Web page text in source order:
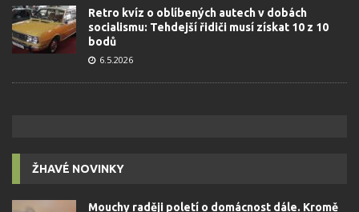
Retro kvíz o oblíbených autech v dobách
socialismu: Tehdejší řidiči musí získat 10 z 10
bodů
6.5.2026
ŽHAVÉ NOVINKY
Mouchy raději poletí o domácnost dále. Kromě